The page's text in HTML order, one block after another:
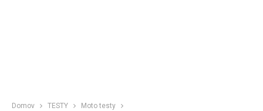
Domov TESTY
Moto testy